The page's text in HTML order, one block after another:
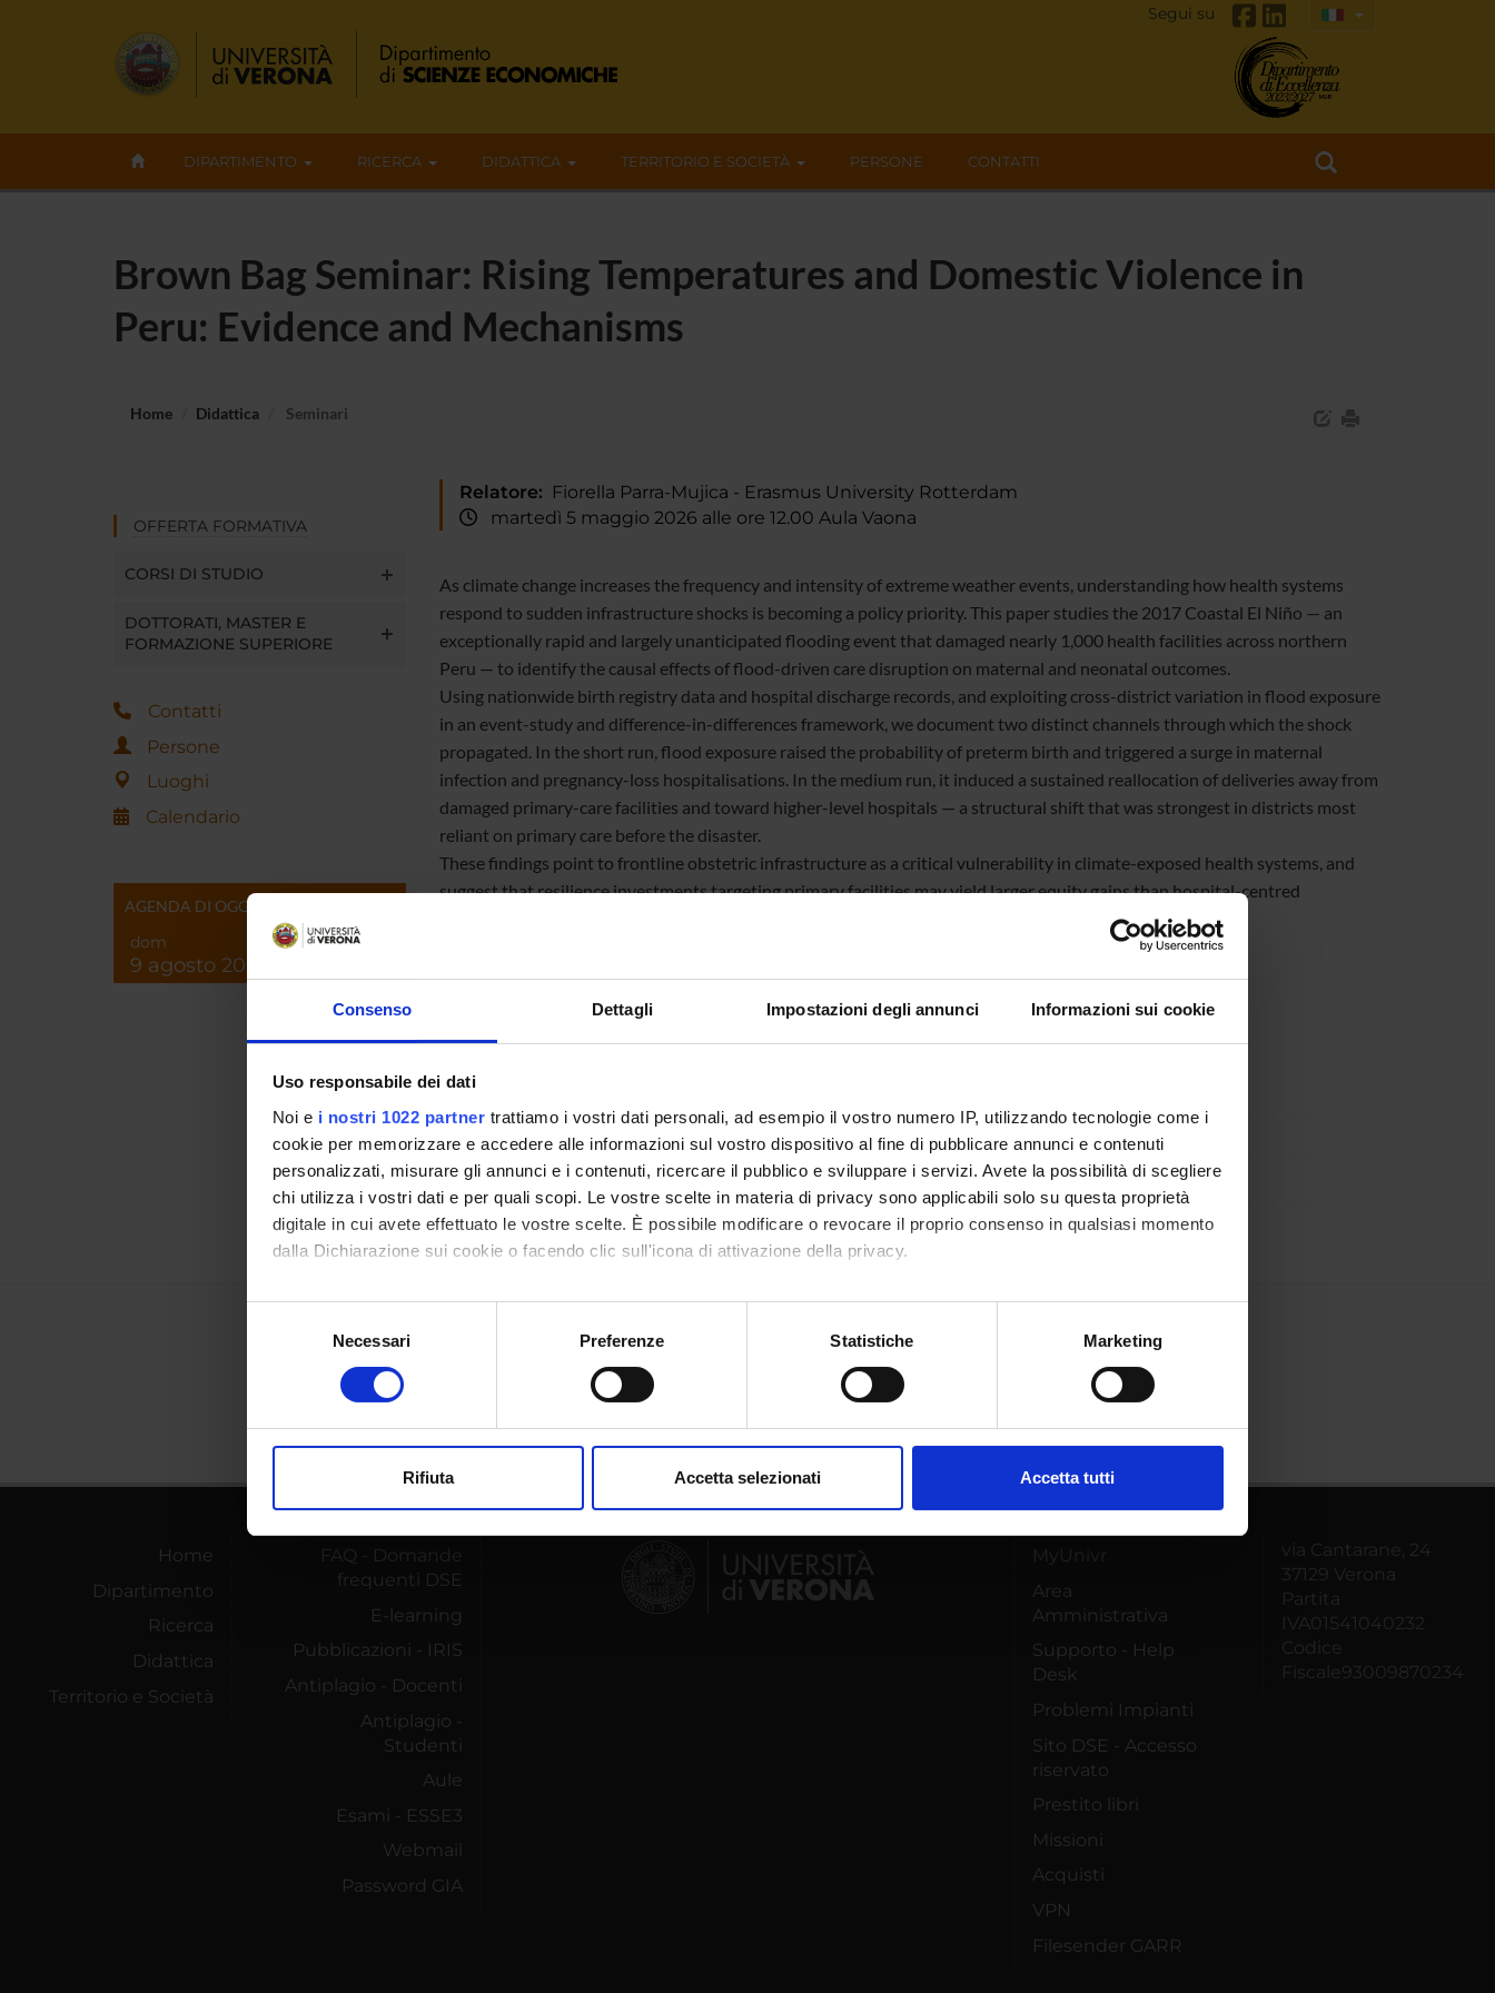
Consenso Dettagli Impostazioni degli annunci Informazioni sui cookie
Uso responsabile dei dati
Noi e i nostri 1022 partner trattiamo i vostri dati personali, ad esempio il vostro numero IP, utilizzando tecnologie come i
cookie per memorizzare e accedere alle informazioni sul vostro dispositivo al fine di pubblicare annunci e contenuti
personalizzati, misurare gli annunci e i contenuti, ricercare il pubblico e sviluppare i servizi. Avete la possibilità di scegliere
chi utilizza i vostri dati e per quali scopi. Le vostre scelte in materia di privacy sono applicabili solo su questa proprietà
digitale in cui avete effettuato le vostre scelte. È possibile modificare o revocare il proprio consenso in qualsiasi momento
dalla Dichiarazione sui cookie o facendo clic sull'icona di attivazione della privacy.
Con il tuo consenso, vorremmo anche:
raccogliere informazioni sulla tua posizione geografica, con un'approssimazione di qualche metro,
digitali).
modificare o ritirare il tuo consenso in qualsiasi momento dalla Dichiarazione sui cookie.
di analisi dei dati web, pubblicità e social media, i quali potrebbero combinarle con altre informazioni che hai fornito loro o
che hanno raccolto dal tuo utilizzo dei loro servizi.
Necessari Preferenze Statistiche Marketing
Rifiuta Accetta selezionati Accetta tutti
Segui su
DIPARTIMENTO RICERCA DIDATTICA TERRITORIO E SOCIETÀ PERSONE CONTATTI
Brown Bag Seminar: Rising Temperatures and Domestic Violence in
Peru: Evidence and Mechanisms
Home Didattica Seminari
OFFERTA FORMATIVA
CORSI DI STUDIO
DOTTORATI, MASTER E
FORMAZIONE SUPERIORE
Contatti
Persone
Luoghi
Calendario
AGENDA DI OGGI
dom
9 agosto 2026
Relatore: Fiorella Parra-Mujica - Erasmus University Rotterdam
martedì 5 maggio 2026 alle ore 12.00 Aula Vaona
As climate change increases the frequency and intensity of extreme weather events, understanding how health systems
respond to sudden infrastructure shocks is becoming a policy priority. This paper studies the 2017 Coastal El Niño — an
exceptionally rapid and largely unanticipated flooding event that damaged nearly 1,000 health facilities across northern
Peru — to identify the causal effects of flood-driven care disruption on maternal and neonatal outcomes.
Using nationwide birth registry data and hospital discharge records, and exploiting cross-district variation in flood exposure
in an event-study and difference-in-differences framework, we document two distinct channels through which the shock
propagated. In the short run, flood exposure raised the probability of preterm birth and triggered a surge in maternal
infection and pregnancy-loss hospitalisations. In the medium run, it induced a sustained reallocation of deliveries away from
damaged primary-care facilities and toward higher-level hospitals — a structural shift that was strongest in districts most
reliant on primary care before the disaster.
These findings point to frontline obstetric infrastructure as a critical vulnerability in climate-exposed health systems, and
suggest that resilience investments targeting primary facilities may yield larger equity gains than hospital-centred
This is a joint work with Igna Bonfrer, Tom Van Ourti (Erasmus University Rotterdam)
Referente
Data pubblicazione 9 aprile 2026
Home
Dipartimento
Ricerca
Didattica
Territorio e Società
FAQ - Domande
frequenti DSE
E-learning
Pubblicazioni - IRIS
Antiplagio - Docenti
Antiplagio -
Studenti
Aule
Esami - ESSE3
Webmail
Password GIA
MyUnivr
Area
Amministrativa
Supporto - Help
Desk
Problemi Impianti
Sito DSE - Accesso
riservato
Prestito libri
Missioni
Acquisti
VPN
Filesender GARR
via Cantarane, 24
37129 Verona
Partita
IVA01541040232
Codice
Fiscale93009870234